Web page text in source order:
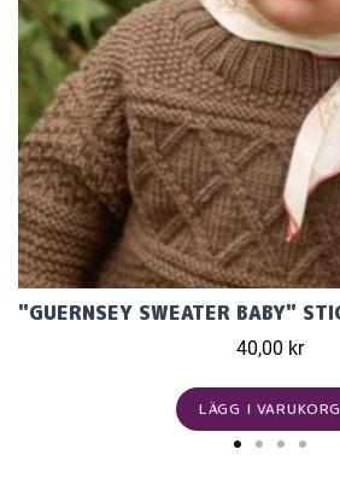
40,00 kr
LÄGG I VARUKORG